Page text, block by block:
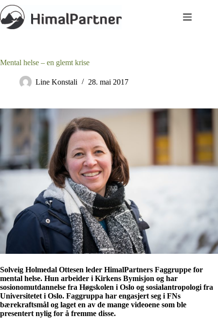
Hopp
til
innholdet
Mental helse – en glemt krise
Line Konstali 28. mai 2017
Solveig Holmedal Ottesen leder HimalPartners Faggruppe for
mental helse. Hun arbeider i Kirkens Bymisjon og har
sosionomutdannelse fra Høgskolen i Oslo og sosialantropologi fra
Universitetet i Oslo. Faggruppa har engasjert seg i FNs
bærekraftsmål og laget en av de mange videoene som ble
presentert nylig for å fremme disse.